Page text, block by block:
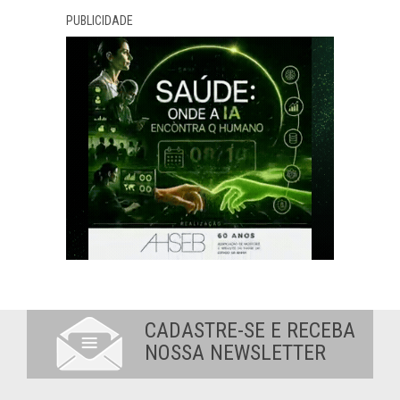
PUBLICIDADE
CADASTRE-SE E RECEBA
NOSSA NEWSLETTER